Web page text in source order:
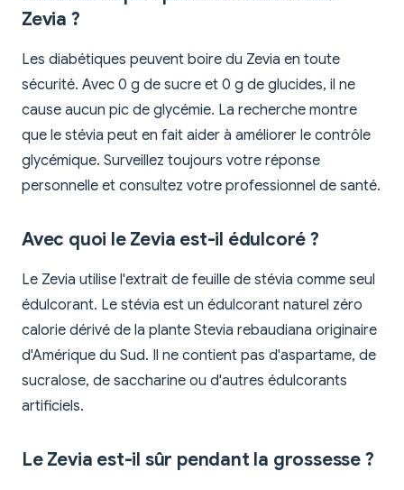
Zevia ?
Les diabétiques peuvent boire du Zevia en toute
sécurité. Avec 0 g de sucre et 0 g de glucides, il ne
cause aucun pic de glycémie. La recherche montre
que le stévia peut en fait aider à améliorer le contrôle
glycémique. Surveillez toujours votre réponse
personnelle et consultez votre professionnel de santé.
Avec quoi le Zevia est-il édulcoré ?
Le Zevia utilise l'extrait de feuille de stévia comme seul
édulcorant. Le stévia est un édulcorant naturel zéro
calorie dérivé de la plante Stevia rebaudiana originaire
d'Amérique du Sud. Il ne contient pas d'aspartame, de
sucralose, de saccharine ou d'autres édulcorants
artificiels.
Le Zevia est-il sûr pendant la grossesse ?